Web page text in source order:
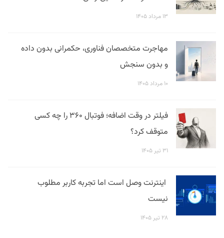
۱۳ مرداد ۱۴۰۵
مهاجرت متخصصان فناوری، حکمرانی بدون داده
و بدون سنجش
۱۰ مرداد ۱۴۰۵
فیلتر در وقت اضافه؛ فوتبال ۳۶۰ را چه کسی
متوقف کرد؟
۳۱ تیر ۱۴۰۵
اینترنت وصل است اما تجربه کاربر مطلوب
نیست
۲۸ تیر ۱۴۰۵